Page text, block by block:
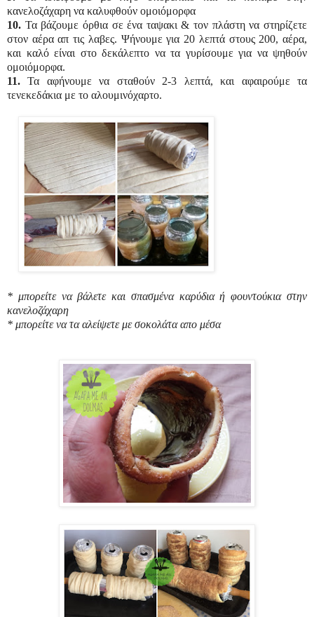
κανελοζάχαρη να καλυφθούν ομοιόμορφα
10. Τα βάζουμε όρθια σε ένα ταψακι & τον πλάστη να στηρίζετε
στον αέρα απ τις λαβες. Ψήνουμε για 20 λεπτά στους 200, αέρα,
και καλό είναι στο δεκάλεπτο να τα γυρίσουμε για να ψηθούν
ομοιόμορφα.
11. Τα αφήνουμε να σταθούν 2-3 λεπτά, και αφαιρούμε τα
τενεκεδάκια με το αλουμινόχαρτο.
* μπορείτε να βάλετε και σπασμένα καρύδια ή φουντούκια στην
κανελοζάχαρη
* μπορείτε να τα αλείψετε με σοκολάτα απο μέσα